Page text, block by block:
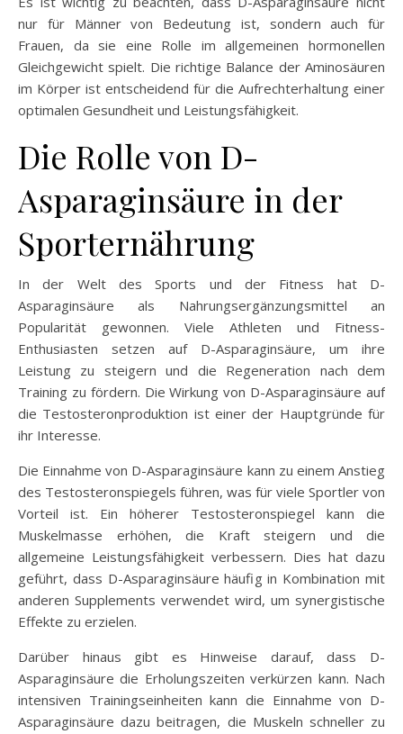
nur für Männer von Bedeutung ist, sondern auch für
Frauen, da sie eine Rolle im allgemeinen hormonellen
Gleichgewicht spielt. Die richtige Balance der Aminosäuren
im Körper ist entscheidend für die Aufrechterhaltung einer
optimalen Gesundheit und Leistungsfähigkeit.
Die Rolle von D-
Asparaginsäure in der
Sporternährung
In der Welt des Sports und der Fitness hat D-
Asparaginsäure als Nahrungsergänzungsmittel an
Popularität gewonnen. Viele Athleten und Fitness-
Enthusiasten setzen auf D-Asparaginsäure, um ihre
Leistung zu steigern und die Regeneration nach dem
Training zu fördern. Die Wirkung von D-Asparaginsäure auf
die Testosteronproduktion ist einer der Hauptgründe für
ihr Interesse.
Die Einnahme von D-Asparaginsäure kann zu einem Anstieg
des Testosteronspiegels führen, was für viele Sportler von
Vorteil ist. Ein höherer Testosteronspiegel kann die
Muskelmasse erhöhen, die Kraft steigern und die
allgemeine Leistungsfähigkeit verbessern. Dies hat dazu
geführt, dass D-Asparaginsäure häufig in Kombination mit
anderen Supplements verwendet wird, um synergistische
Effekte zu erzielen.
Darüber hinaus gibt es Hinweise darauf, dass D-
Asparaginsäure die Erholungszeiten verkürzen kann. Nach
intensiven Trainingseinheiten kann die Einnahme von D-
Asparaginsäure dazu beitragen, die Muskeln schneller zu